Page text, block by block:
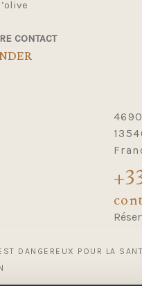
CONTACT
DANGEREUX POUR LA